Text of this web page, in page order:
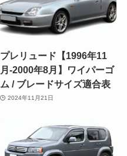
プレリュード【1996年11
月-2000年8月】ワイパーゴ
ム / ブレードサイズ適合表
2024年11月21日